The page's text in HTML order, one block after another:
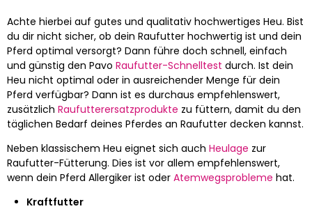
Achte hierbei auf gutes und qualitativ hochwertiges Heu. Bist
du dir nicht sicher, ob dein Raufutter hochwertig ist und dein
Pferd optimal versorgt? Dann führe doch schnell, einfach
und günstig den Pavo Raufutter-Schnelltest durch. Ist dein
Heu nicht optimal oder in ausreichender Menge für dein
Pferd verfügbar? Dann ist es durchaus empfehlenswert,
zusätzlich Raufutterersatzprodukte zu füttern, damit du den
täglichen Bedarf deines Pferdes an Raufutter decken kannst.
Neben klassischem Heu eignet sich auch Heulage zur
Raufutter-Fütterung. Dies ist vor allem empfehlenswert,
wenn dein Pferd Allergiker ist oder Atemwegsprobleme hat.
Kraftfutter